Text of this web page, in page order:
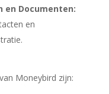
en Documenten:
en
Moneybird zijn: